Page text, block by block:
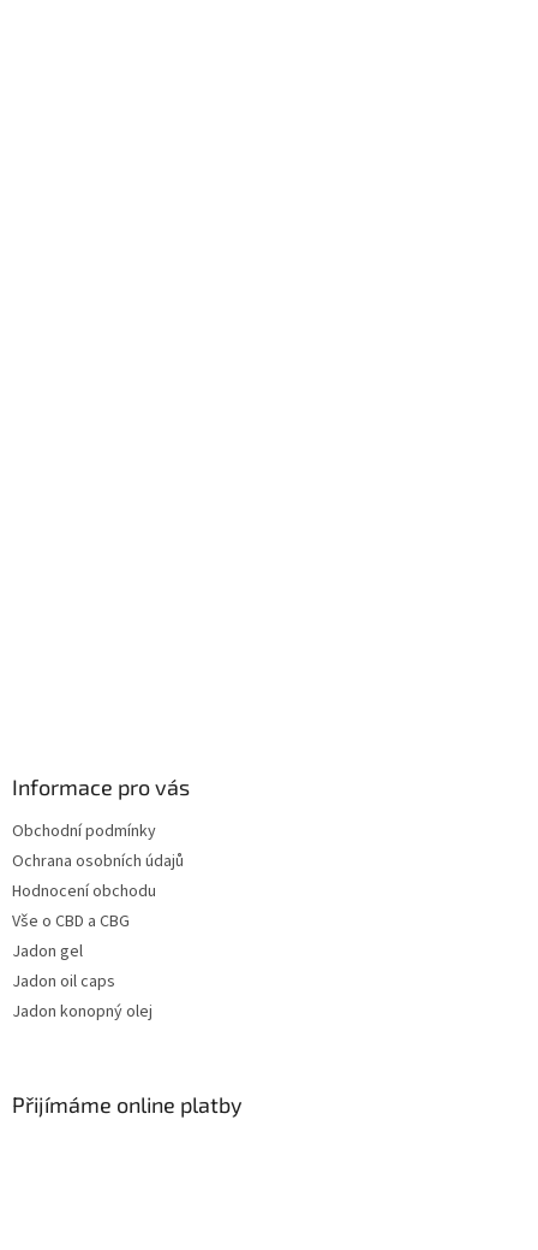
Informace pro vás
Obchodní podmínky
Ochrana osobních údajů
Hodnocení obchodu
Vše o CBD a CBG
Jadon gel
Jadon oil caps
Jadon konopný olej
Přijímáme online platby